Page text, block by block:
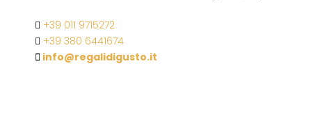
+39 011 9715272
+39 380 6441674
info@regalidigusto.it